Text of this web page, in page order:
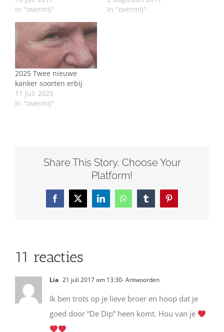
In "overmij"
In "overmij"
2025 Twee nieuwe
kanker soorten erbij
11 juli 2025
In "overmij"
Share This Story, Choose Your
Platform!
Facebook
X LinkedInWhatsAppTumblrPinterest
11 reacties
Lia 21 juli 2017 om 13:30- Antwoorden
Ik ben trots op je lieve broer en hoop dat je
goed door “De Dip” heen komt. Hou van je